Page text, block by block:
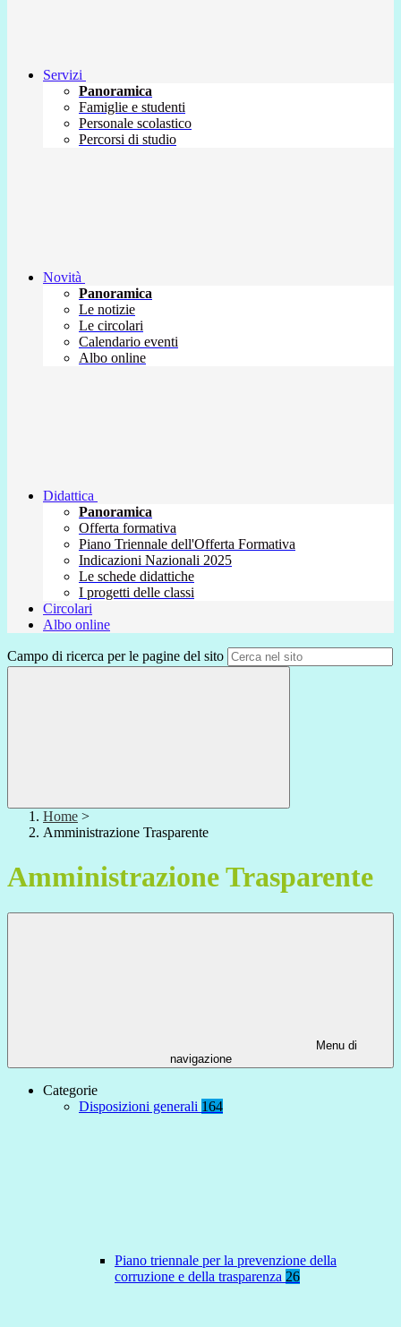
Servizi
Panoramica
Famiglie e studenti
Personale scolastico
Percorsi di studio
Novità
Panoramica
Le notizie
Le circolari
Calendario eventi
Albo online
Didattica
Panoramica
Offerta formativa
Piano Triennale dell'Offerta Formativa
Indicazioni Nazionali 2025
Le schede didattiche
I progetti delle classi
Circolari
Albo online
Campo di ricerca per le pagine del sito
Home >
Amministrazione Trasparente
Amministrazione Trasparente
Menu di
navigazione
Categorie
Disposizioni generali 164
Piano triennale per la prevenzione della
corruzione e della trasparenza 26